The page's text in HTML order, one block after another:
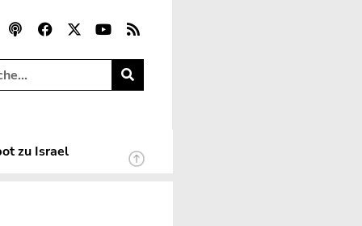
zu Israel